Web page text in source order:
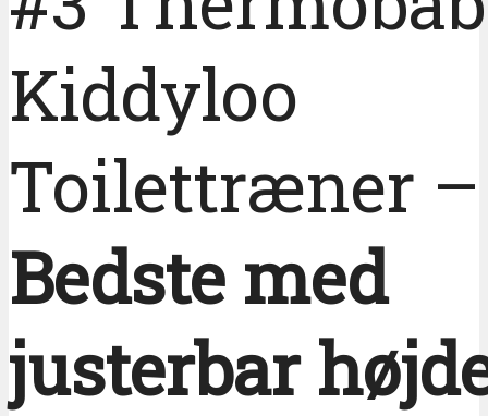
Kiddyloo
Toilettræner –
Bedste med
justerbar